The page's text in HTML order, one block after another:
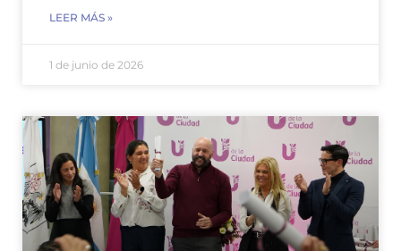
LEER MÁS »
1 de junio de 2026